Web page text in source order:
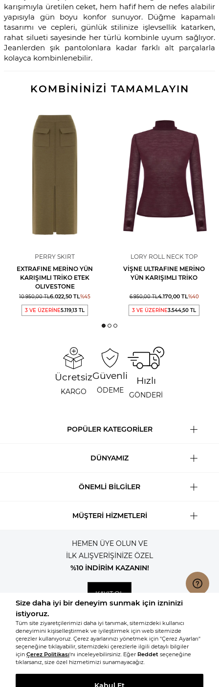
karışımıyla üretilen ceket, hem hafif hem de nefes alabilir
yapısıyla gün boyu konfor sunuyor. Düğme kapamalı
tasarımı ve cepleri, günlük stilinize işlevsellik katarken,
rahat silueti sayesinde her türlü kombinle uyum sağlıyor.
Jeanlerden şık pantolonlara kadar farklı alt parçalarla
kolayca kombinlenebilir.
KOMBİNİNİZİ TAMAMLAYIN
PERRY SKIRT
EXTRAFINE MERINO YÜN
KARIŞIMLI TRIKO ETEK
OLIVESTONE
10.950,00TL6.022,50 TL%45
3 VE ÜZERİNE5.119,13 TL
LORY ROLL NECK TOP
VIŞNE ULTRAFINE MERINO
YÜN KARIŞIMLI TRIKO
6.950,00TL4.170,00TL%40
3 VE ÜZERİNE3.544,50 TL
Ücretsiz
KARGO
Güvenli
ÖDEME
Hızlı
GÖNDERİ
POPÜLER KATEGORİLER
DÜNYAMIZ
ÖNEMLİ BİLGİLER
MÜŞTERİ HİZMETLERİ
HEMEN ÜYE OLUN VE
İLK ALIŞVERİŞİNİZE ÖZEL
%10 İNDİRİM KAZANIN!
KAYIT OL